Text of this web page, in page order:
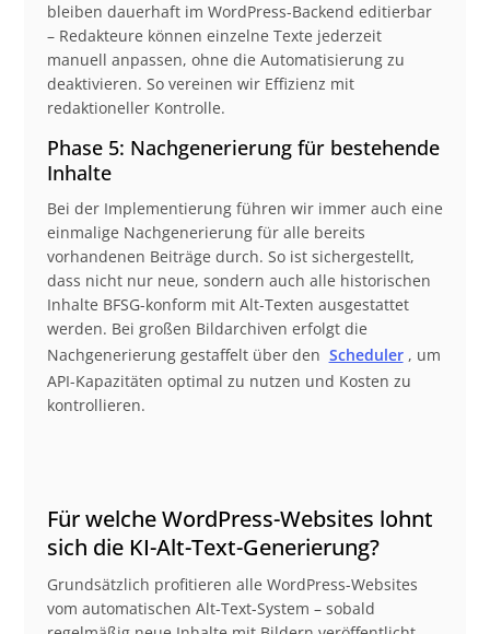
bleiben dauerhaft im WordPress-Backend editierbar
– Redakteure können einzelne Texte jederzeit
manuell anpassen, ohne die Automatisierung zu
deaktivieren. So vereinen wir Effizienz mit
redaktioneller Kontrolle.
Phase 5: Nachgenerierung für bestehende
Inhalte
Bei der Implementierung führen wir immer auch eine
einmalige Nachgenerierung für alle bereits
vorhandenen Beiträge durch. So ist sichergestellt,
dass nicht nur neue, sondern auch alle historischen
Inhalte BFSG-konform mit Alt-Texten ausgestattet
werden. Bei großen Bildarchiven erfolgt die
Nachgenerierung gestaffelt über den Scheduler , um
API-Kapazitäten optimal zu nutzen und Kosten zu
kontrollieren.
Für welche WordPress-Websites lohnt
sich die KI-Alt-Text-Generierung?
Grundsätzlich profitieren alle WordPress-Websites
vom automatischen Alt-Text-System – sobald